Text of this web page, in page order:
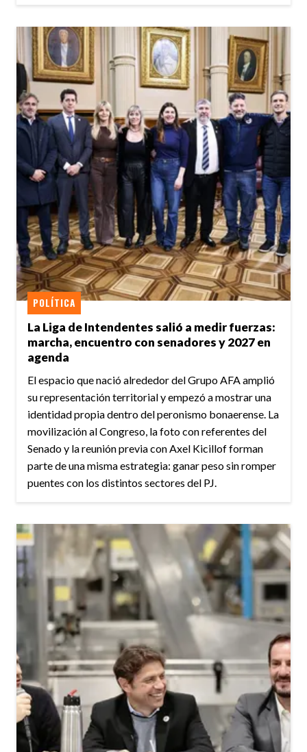
La Liga de Intendentes salió a medir fuerzas:
marcha, encuentro con senadores y 2027 en
agenda
POLÍTICA
El espacio que nació alrededor del Grupo AFA amplió
su representación territorial y empezó a mostrar una
identidad propia dentro del peronismo bonaerense. La
movilización al Congreso, la foto con referentes del
Senado y la reunión previa con Axel Kicillof forman
parte de una misma estrategia: ganar peso sin romper
puentes con los distintos sectores del PJ.